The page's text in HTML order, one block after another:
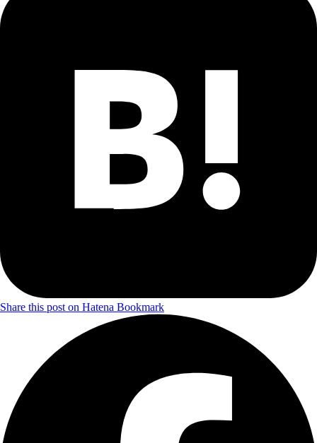
Share this post on Hatena Bookmark